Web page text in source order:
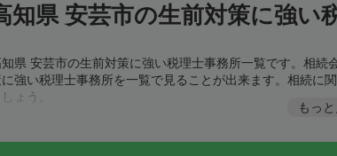
知県 安芸市の生前対策に強い
県 安芸市の生前対策に強い税理士事務所一覧です。相
強い税理士事務所を一覧で見ることが出来ます。相続に
ょう。
もっ